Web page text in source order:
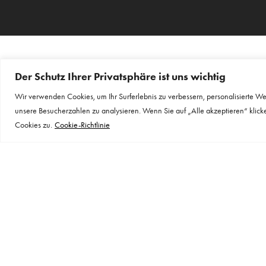
Der Schutz Ihrer Privatsphäre ist uns wichtig
Wir verwenden Cookies, um Ihr Surferlebnis zu verbessern, personalisierte
unsere Besucherzahlen zu analysieren. Wenn Sie auf „Alle akzeptieren“
Cookies zu. Cookie-Richtlinie